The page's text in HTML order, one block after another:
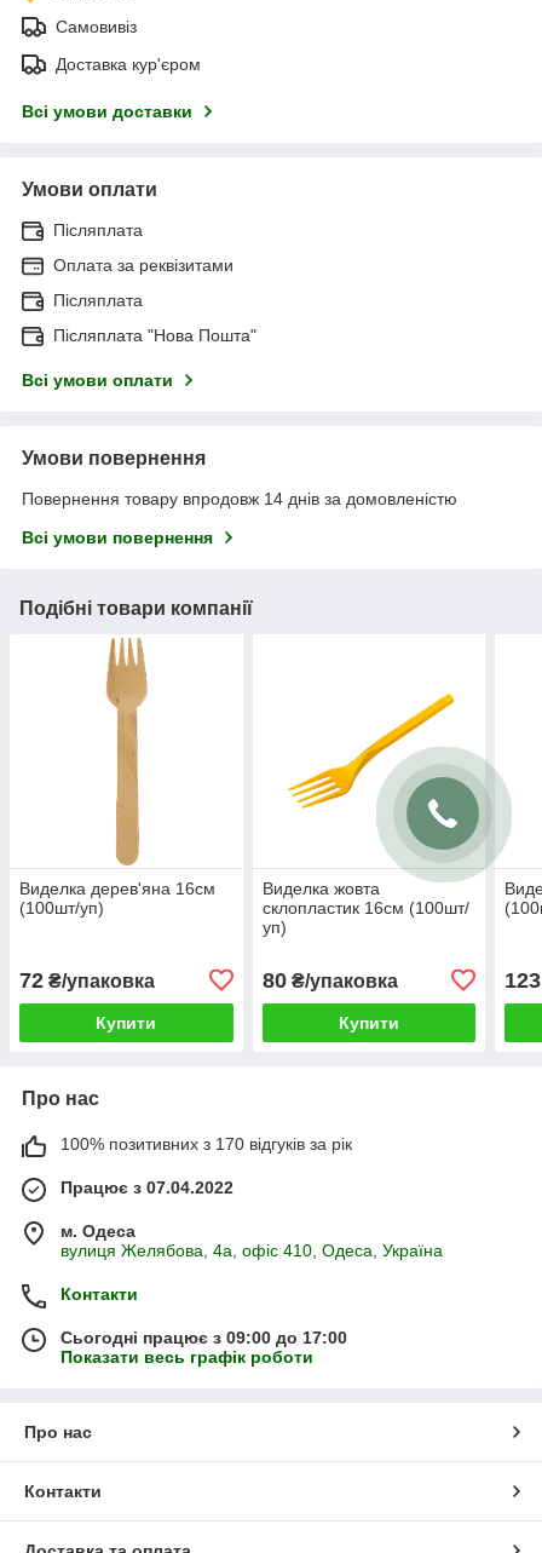
Самовивіз
Доставка кур'єром
Всі умови доставки
Умови оплати
Післяплата
Оплата за реквізитами
Післяплата
Післяплата "Нова Пошта"
Всі умови оплати
Умови повернення
Повернення товару впродовж 14 днів за домовленістю
Всі умови повернення
Подібні товари компанії
Виделка дерев'яна 16см
(100шт/уп)
72 ₴/упаковка
Купити
Виделка жовта
склопластик 16см (100шт/
уп)
80₴/упаковка
Купити
123
Про нас
100% позитивних з 170 відгуків за рік
Працює з 07.04.2022
м. Одеса
вулиця Желябова, 4а, офіс 410, Одеса, Україна
Контакти
Сьогодні працює з 09:00 до 17:00
Показати весь графік роботи
Про нас
Контакти